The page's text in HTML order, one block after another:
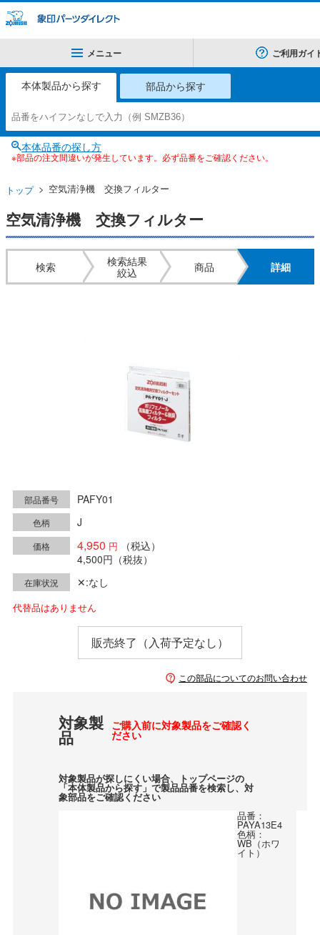
メニュー ご利用ガイ
本体製品から探す 部品から探す
本体品番の探し方
※部品の注文間違いが発生しています。必ず品番をご確認ください。
トップ 空気清浄機 交換フィルター
空気清浄機 交換フィルター
検索
検索結果
絞込
商品 詳細
部品番号 PAFY01
色柄 J
価格 4,950
（税込）
4,500円 （税抜）
在庫状況 ✕:なし
代替品はありません
販売終了（入荷予定なし）
この部品についてのお問い合わせ
対象製
品
ご購入前に対象製品をご確認く
ださい
対象製品が探しにくい場合、トップページの
「本体製品から探す」で製品品番を検索し、対
象部品をご確認ください
品番：
PAYA13E4
色柄：
WB（ホワ
イト）